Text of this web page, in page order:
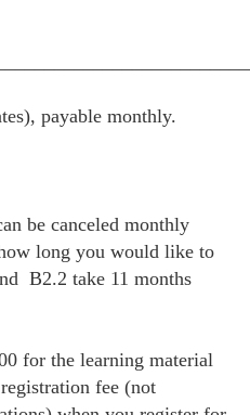
payable monthly.
be canceled monthly
long you would like to
B2.2 take 11 months
for the learning material
fee (not